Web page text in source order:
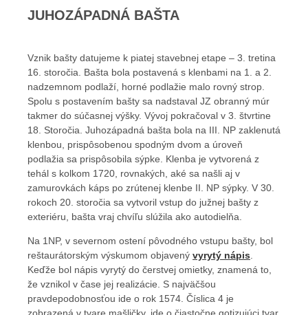
JUHOZÁPADNÁ BAŠTA
Vznik bašty datujeme k piatej stavebnej etape – 3. tretina
16. storočia. Bašta bola postavená s klenbami na 1. a 2.
nadzemnom podlaží, horné podlažie malo rovný strop.
Spolu s postavením bašty sa nadstaval JZ obranný múr
takmer do súčasnej výšky. Vývoj pokračoval v 3. štvrtine
18. Storočia. Juhozápadná bašta bola na III. NP zaklenutá
klenbou, prispôsobenou spodným dvom a úroveň
podlažia sa prispôsobila sýpke. Klenba je vytvorená z
tehál s kolkom 1720, rovnakých, aké sa našli aj v
zamurovkách káps po zrútenej klenbe II. NP sýpky. V 30.
rokoch 20. storočia sa vytvoril vstup do južnej bašty z
exteriéru, bašta vraj chvíľu slúžila ako autodielňa.
Na 1NP, v severnom ostení pôvodného vstupu bašty, bol
reštaurátorským výskumom objavený vyrytý nápis
Keďže bol nápis vyrytý do čerstvej omietky, znamená to,
že vznikol v čase jej realizácie. S najväčšou
pravdepodobnosťou ide o rok 1574. Číslica 4 je
zobrazená v tvare mašličky, ide o čiastočne gotizujúci tvar